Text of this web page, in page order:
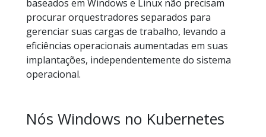
baseados em Windows e Linux não precisam
procurar orquestradores separados para
gerenciar suas cargas de trabalho, levando a
eficiências operacionais aumentadas em suas
implantações, independentemente do sistema
operacional.
Nós Windows no Kubernetes